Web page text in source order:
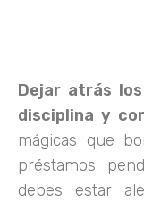
Dejar atrás
disciplina y
mágicas que
préstamos
debes estar